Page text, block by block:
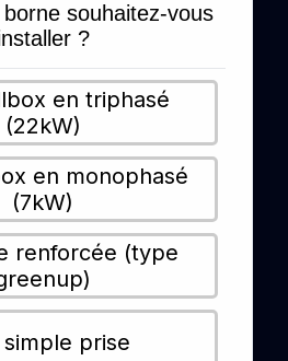
souhaitez-vous
?
en triphasé
(22kW)
en monophasé
(7kW)
renforcée (type
simple prise